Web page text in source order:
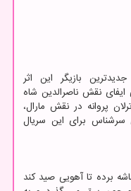
بازیگر این اثر
نقش ناصرالدین شاه
پروانه در نقش مارال،
سرشناس برای این سریال
برده تا آهویی صید کند